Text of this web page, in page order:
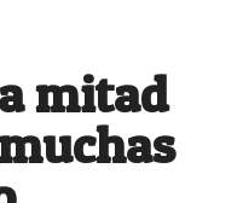
mitad